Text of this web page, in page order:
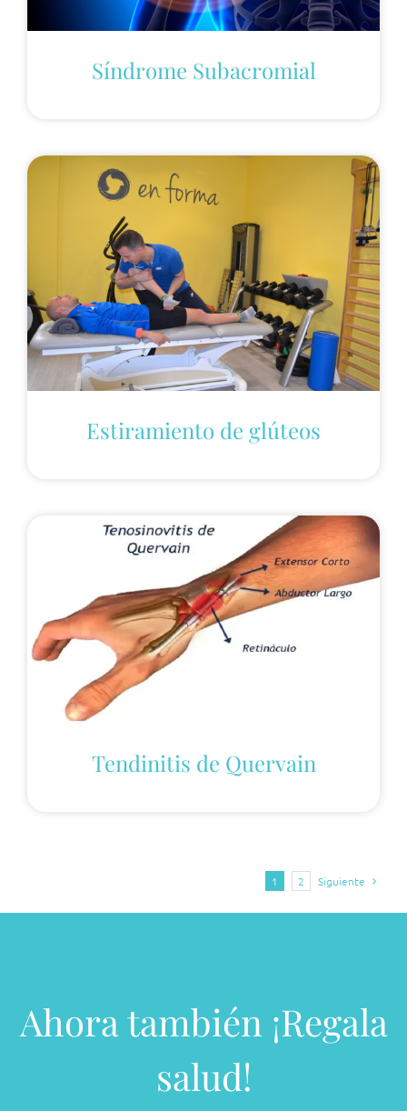
Síndrome Subacromial
Estiramiento de glúteos
Tendinitis de Quervain
1 2 Siguiente
Ahora también ¡Regala
salud!